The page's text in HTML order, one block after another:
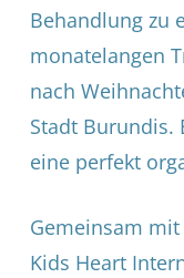
Behandlung zu
monatelangen
nach
Stadt Burundis.
eine perfekt
Gemeinsam
Kids Heart